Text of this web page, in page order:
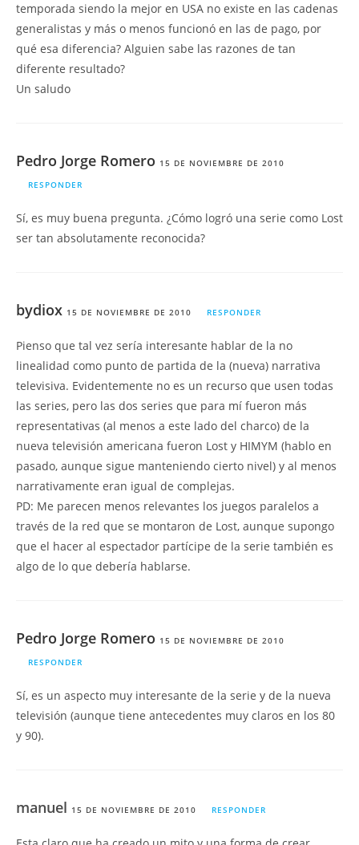
temporada siendo la mejor en USA no existe en las cadenas
generalistas y más o menos funcionó en las de pago, por
qué esa diferencia? Alguien sabe las razones de tan
diferente resultado?
Un saludo
Pedro Jorge Romero 15 DE NOVIEMBRE DE 2010
RESPONDER
Sí, es muy buena pregunta. ¿Cómo logró una serie como Lost
ser tan absolutamente reconocida?
bydiox 15 DE NOVIEMBRE DE 2010 RESPONDER
Pienso que tal vez sería interesante hablar de la no
linealidad como punto de partida de la (nueva) narrativa
televisiva. Evidentemente no es un recurso que usen todas
las series, pero las dos series que para mí fueron más
representativas (al menos a este lado del charco) de la
nueva televisión americana fueron Lost y HIMYM (hablo en
pasado, aunque sigue manteniendo cierto nivel) y al menos
narrativamente eran igual de complejas.
PD: Me parecen menos relevantes los juegos paralelos a
través de la red que se montaron de Lost, aunque supongo
que el hacer al espectador partícipe de la serie también es
algo de lo que debería hablarse.
Pedro Jorge Romero 15 DE NOVIEMBRE DE 2010
RESPONDER
Sí, es un aspecto muy interesante de la serie y de la nueva
televisión (aunque tiene antecedentes muy claros en los 80
y 90).
manuel 15 DE NOVIEMBRE DE 2010 RESPONDER